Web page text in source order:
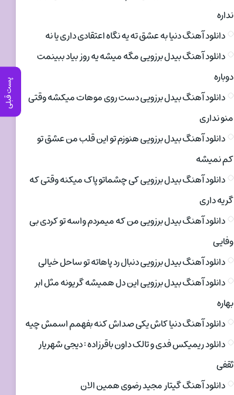
پست قبلی
نداره
دانلود آهنگ دنیا به عشق ته یه نگاه اعتقادی داری یا نه
دانلود آهنگ بیدل برزویی مگه میشه یه روز بیاد ببینمت
دوباره
دانلود آهنگ بیدل برزویی دست روی موهات میکشه وقتی
منو نداری
دانلود آهنگ بیدل برزویی هنوزم تو این قلب من عشق تو
کم نمیشه
دانلود آهنگ بیدل برزویی کی چشماتو پاک میکنه وقتی که
گریه داری
دانلود آهنگ بیدل برزویی من که میمردم واسه تو کردی بی
وفایی
دانلود آهنگ بیدل برزویی دنبال رد پاهاته تو ساحل خیالی
دانلود آهنگ بیدل برزویی این دل همیشه گریونه مثل ابر
بهاره
دانلود آهنگ دنیا کاش یکی صداش کنه بفهمم اسمش چیه
دانلود ریمیکس فدی و تالک داون باقرزاده : دیجی شهریار
ثقفی
دانلود آهنگ گیتار مجید رضوی همین الان